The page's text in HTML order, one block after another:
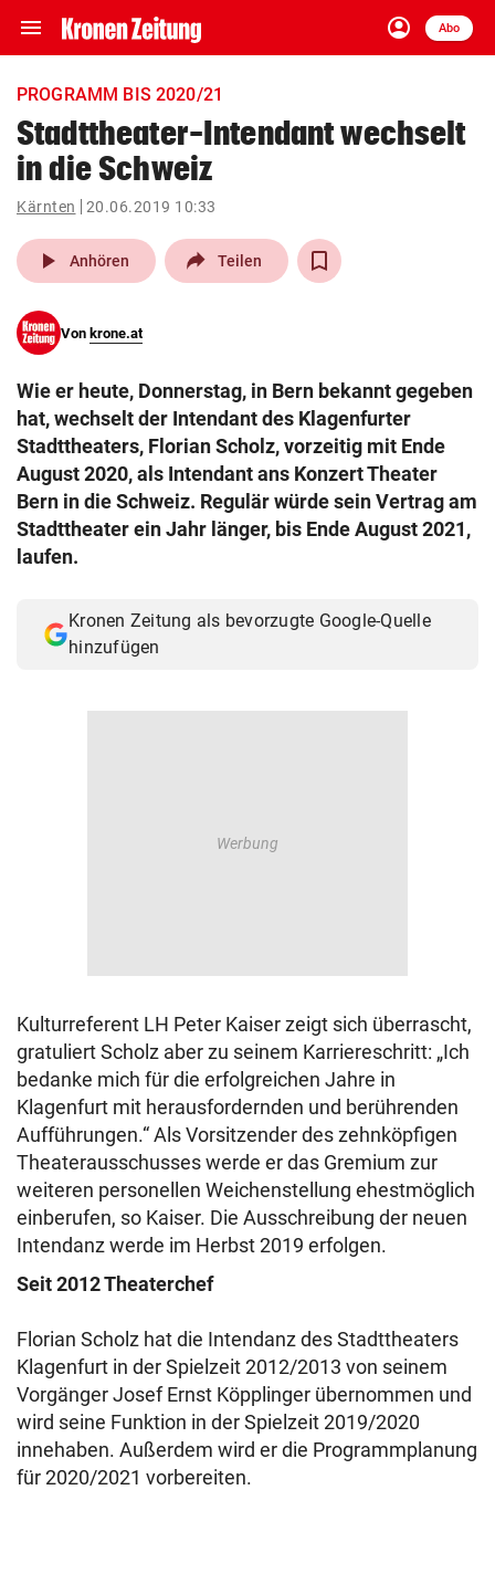
menu Navigation
ein-/ausklappen
account_circle
Anmelden
Abo
close Schließen
account_circle Anmelden
pin_drop
Wien arrow_right
search
eingeben
© Krone Multimedia GmbH & Co KG 2026
Muthgasse 2, 1190 Wien
PROGRAMM BIS 2020/21
Stadttheater-Intendant wechselt
in die Schweiz
Kärnten 20.06.2019 10:33
play_arrow Anhören Teilen
Von krone.at
Wie er heute, Donnerstag, in Bern bekannt gegeben
hat, wechselt der Intendant des Klagenfurter
Stadttheaters, Florian Scholz, vorzeitig mit Ende
August 2020, als Intendant ans Konzert Theater
Bern in die Schweiz. Regulär würde sein Vertrag am
Stadttheater ein Jahr länger, bis Ende August 2021,
laufen.
Kronen Zeitung als bevorzugte Google-Quelle
hinzufügen
Kulturreferent LH Peter Kaiser zeigt sich überrascht,
gratuliert Scholz aber zu seinem Karriereschritt: „Ich
bedanke mich für die erfolgreichen Jahre in
Klagenfurt mit herausfordernden und berührenden
Aufführungen.“ Als Vorsitzender des zehnköpfigen
Theaterausschusses werde er das Gremium zur
weiteren personellen Weichenstellung ehestmöglich
einberufen, so Kaiser. Die Ausschreibung der neuen
Intendanz werde im Herbst 2019 erfolgen.
Seit 2012 Theaterchef
Florian Scholz hat die Intendanz des Stadttheaters
Klagenfurt in der Spielzeit 2012/2013 von seinem
Vorgänger Josef Ernst Köpplinger übernommen und
wird seine Funktion in der Spielzeit 2019/2020
innehaben. Außerdem wird er die Programmplanung
für 2020/2021 vorbereiten.